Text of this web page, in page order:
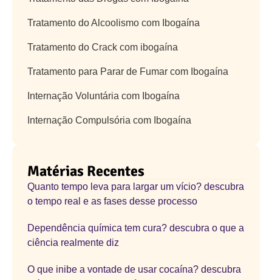
Tratamento do Alcoolismo com Ibogaína
Tratamento do Crack com ibogaína
Tratamento para Parar de Fumar com Ibogaína
Internação Voluntária com Ibogaína
Internação Compulsória com Ibogaína
Matérias Recentes
Quanto tempo leva para largar um vício? descubra
o tempo real e as fases desse processo
Dependência química tem cura? descubra o que a
ciência realmente diz
O que inibe a vontade de usar cocaína? descubra